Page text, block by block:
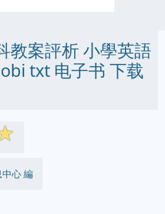
教案評析 小學英語
txt 电子书 下载
心 編